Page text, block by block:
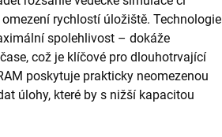
rychlostí úložiště. Technologie
spolehlivost – dokáže
což je klíčové pro dlouhotrvající
poskytuje prakticky neomezenou
úlohy, které by s nižší kapacitou